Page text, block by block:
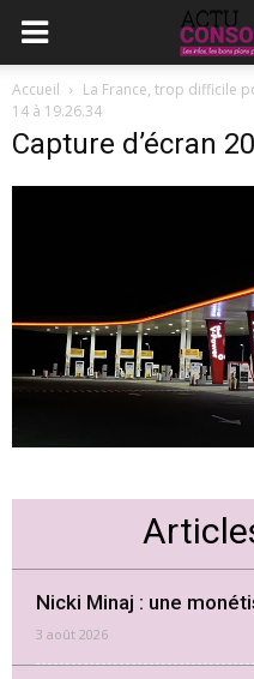
Accueil La France, trop difficile
14 à 19.26.34
Capture d’écran
Nicki Minaj : une
3 août 2026